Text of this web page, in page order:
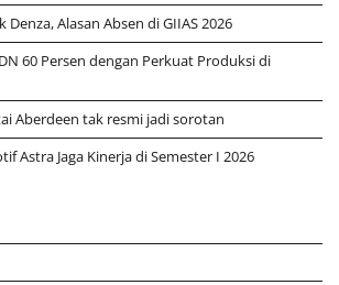
Denza, Alasan Absen di GIIAS 2026
60 Persen dengan Perkuat Produksi di
Aberdeen tak resmi jadi sorotan
Astra Jaga Kinerja di Semester I 2026